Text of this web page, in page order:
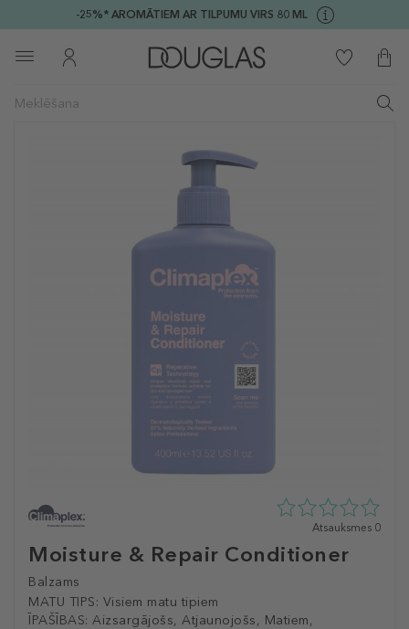
-25%* AROMĀTIEM AR TILPUMU VIRS 80 ML
Moisture & Repair Conditioner
Balzams
MATU TIPS: Visiem matu tipiem
ĪPAŠĪBAS: Aizsargājošs, Atjaunojošs, Matiem,
0
no
Atsauksmes 0